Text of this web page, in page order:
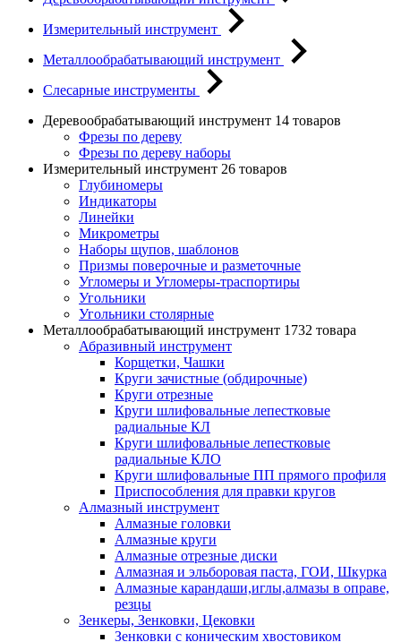
Измерительный инструмент
Металлообрабатывающий инструмент
Слесарные инструменты
Деревообрабатывающий инструмент 14 товаров
Фрезы по дереву
Фрезы по дереву наборы
Измерительный инструмент 26 товаров
Глубиномеры
Индикаторы
Линейки
Микрометры
Наборы щупов, шаблонов
Призмы поверочные и разметочные
Угломеры и Угломеры-траспортиры
Угольники
Угольники столярные
Металлообрабатывающий инструмент 1732 товара
Абразивный инструмент
Корщетки, Чашки
Круги зачистные (обдирочные)
Круги отрезные
Круги шлифовальные лепестковые
радиальные КЛ
Круги шлифовальные лепестковые
радиальные КЛО
Круги шлифовальные ПП прямого профиля
Приспособления для правки кругов
Алмазный инструмент
Алмазные головки
Алмазные круги
Алмазные отрезные диски
Алмазная и эльборовая паста, ГОИ, Шкурка
Алмазные карандаши,иглы,алмазы в оправе,
резцы
Зенкеры, Зенковки, Цековки
Зенковки с коническим хвостовиком